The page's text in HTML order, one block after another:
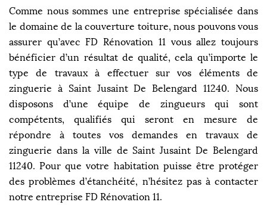
Comme nous sommes une entreprise spécialisée dans
le domaine de la couverture toiture, nous pouvons vous
assurer qu’avec FD Rénovation 11 vous allez toujours
bénéficier d’un résultat de qualité, cela qu’importe le
type de travaux à effectuer sur vos éléments de
zinguerie à Saint Jusaint De Belengard 11240. Nous
disposons d’une équipe de zingueurs qui sont
compétents, qualifiés qui seront en mesure de
répondre à toutes vos demandes en travaux de
zinguerie dans la ville de Saint Jusaint De Belengard
11240. Pour que votre habitation puisse être protéger
des problèmes d’étanchéité, n’hésitez pas à contacter
notre entreprise FD Rénovation 11.